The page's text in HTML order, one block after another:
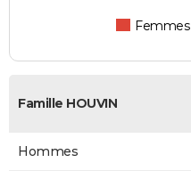
Femmes
Famille HOUVIN
Hommes